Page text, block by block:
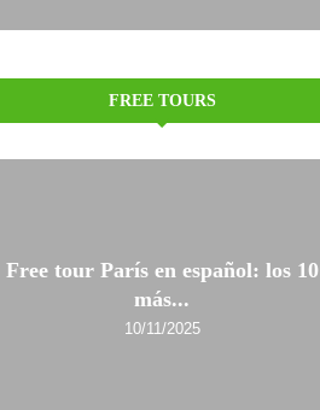
FREE TOURS
Free tour París en español: los 10
más...
10/11/2025